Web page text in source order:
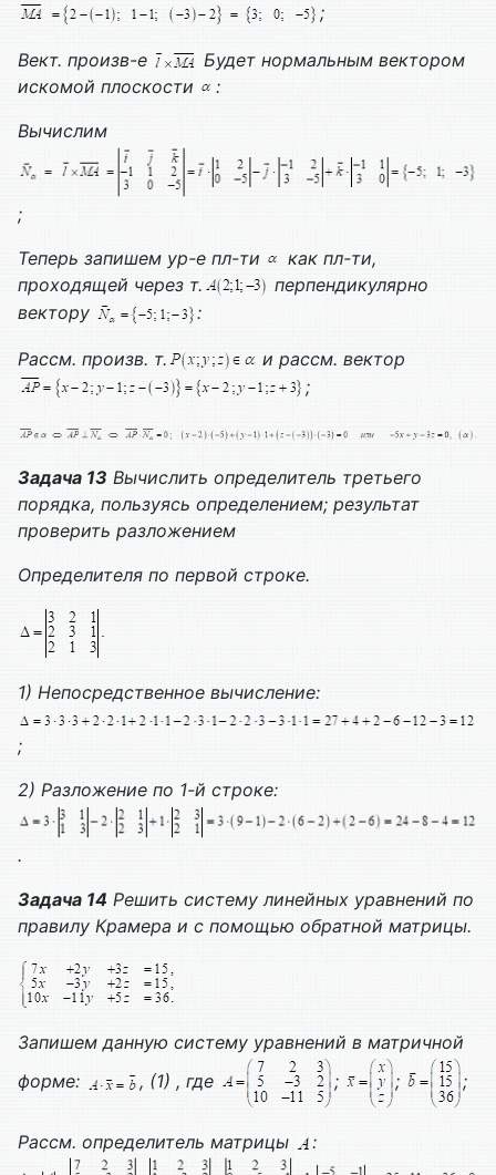
;
Вект. произв-е
Будет нормальным вектором
искомой плоскости
:
Вычислим
;
Теперь запишем ур-е пл-ти
как пл-ти,
проходящей через т.
перпендикулярно
вектору
:
Рассм. произв. т.
и рассм. вектор
;
Задача 13 Вычислить определитель третьего
порядка, пользуясь определением; результат
проверить разложением
Определителя по первой строке.
1) Непосредственное вычисление:
;
2) Разложение по 1-й строке:
.
Задача 14 Решить систему линейных уравнений по
правилу Крамера и с помощью обратной матрицы.
Запишем данную систему уравнений в матричной
форме:
, (1) , где ; ; ;
Рассм. определитель матрицы :